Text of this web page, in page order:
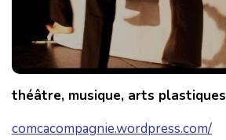
théâtre, musique, arts plastiques
comcacompagnie.wordpress.com/